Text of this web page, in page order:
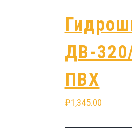
ДВ-
ПВХ
₽1,345.00